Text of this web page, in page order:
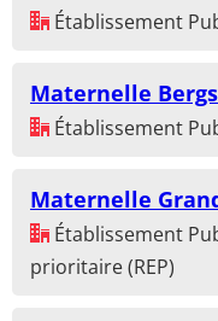
Établissement
Maternelle
Établissement
Maternelle
Établissement
prioritaire (REP)